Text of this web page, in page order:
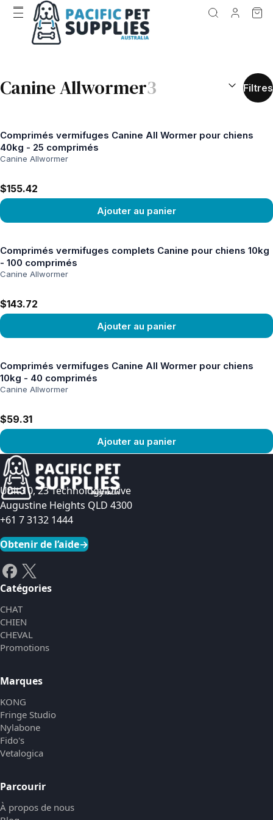
Canine Allwormer3 RÉSULTATS
Filtres
Comprimés vermifuges Canine All Wormer pour chiens
40kg - 25 comprimés
Canine Allwormer
$155.42
Ajouter au panier
Comprimés vermifuges complets Canine pour chiens 10kg
- 100 comprimés
Canine Allwormer
$143.72
Ajouter au panier
Comprimés vermifuges Canine All Wormer pour chiens
10kg - 40 comprimés
Canine Allwormer
$59.31
Ajouter au panier
Voir le produit
Unit 10, 23 Technology Drive
Augustine Heights QLD 4300
+61 7 3132 1444
Obtenir de l’aide→
Catégories
CHAT
CHIEN
CHEVAL
Promotions
Marques
KONG
Fringe Studio
Nylabone
Fido's
Vetalogica
Parcourir
À propos de nous